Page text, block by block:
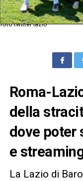
foto twitter lazio
Roma-
della
dove poter
e
La Lazio di